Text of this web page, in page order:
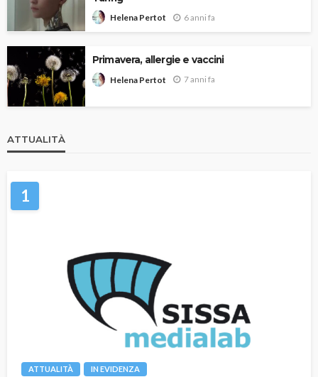
Helena Pertot 6 anni fa
Primavera, allergie e vaccini
Helena Pertot 7 anni fa
ATTUALITÀ
1
ATTUALITÀ IN EVIDENZA